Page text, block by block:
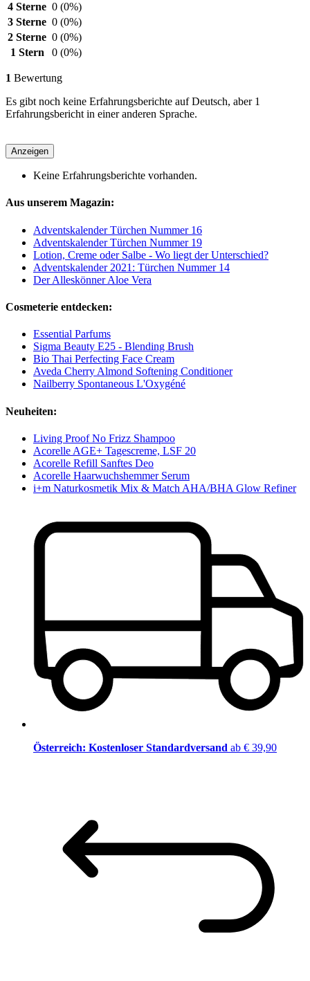
4 Sterne 0 (0%)
3 Sterne 0 (0%)
2 Sterne 0 (0%)
1 Stern
0 (0%)
1 Bewertung
Es gibt noch keine Erfahrungsberichte auf Deutsch, aber 1
Erfahrungsbericht in einer anderen Sprache.
Anzeigen
Keine Erfahrungsberichte vorhanden.
Aus unserem Magazin:
Adventskalender Türchen Nummer 16
Adventskalender Türchen Nummer 19
Lotion, Creme oder Salbe - Wo liegt der Unterschied?
Adventskalender 2021: Türchen Nummer 14
Der Alleskönner Aloe Vera
Cosmeterie entdecken:
Essential Parfums
Sigma Beauty E25 - Blending Brush
Bio Thai Perfecting Face Cream
Aveda Cherry Almond Softening Conditioner
Nailberry Spontaneous L'Oxygéné
Neuheiten:
Living Proof No Frizz Shampoo
Acorelle AGE+ Tagescreme, LSF 20
Acorelle Refill Sanftes Deo
Acorelle Haarwuchshemmer Serum
i+m Naturkosmetik Mix & Match AHA/BHA Glow Refiner
Österreich: Kostenloser Standardversand ab € 39,90